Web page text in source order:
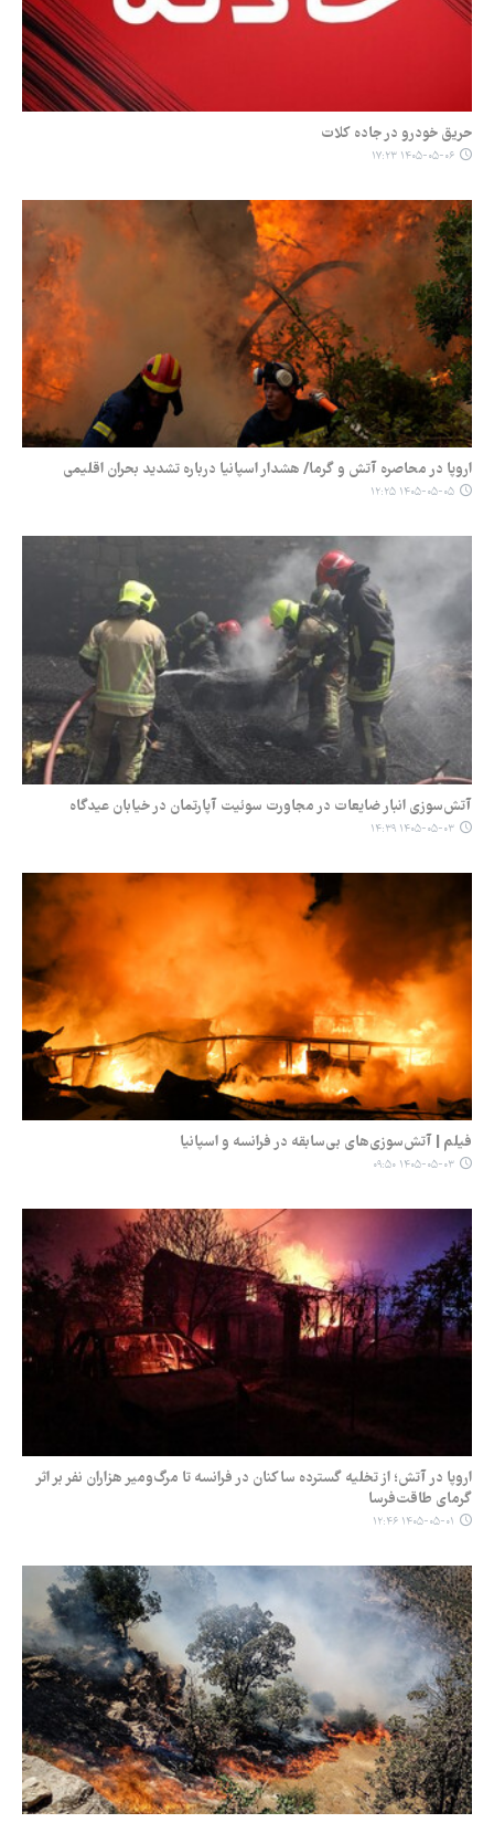
حریق خودرو در جاده کلات
۱۴۰۵-۰۵-۰۶ ۱۷:۲۳
اروپا در محاصره آتش و گرما/ هشدار اسپانیا درباره تشدید بحران اقلیمی
۱۴۰۵-۰۵-۰۵ ۱۲:۲۵
آتش‌سوزی انبار ضایعات در مجاورت سوئیت آپارتمان در خیابان عیدگاه
۱۴۰۵-۰۵-۰۳ ۱۴:۳۹
فیلم | آتش‌سوزی‌های بی‌سابقه در فرانسه و اسپانیا
۱۴۰۵-۰۵-۰۳ ۰۹:۵۰
اروپا در آتش؛ از تخلیه گسترده ساکنان در فرانسه تا مرگ‌ومیر هزاران نفر بر اثر
گرمای طاقت‌فرسا
۱۴۰۵-۰۵-۰۱ ۱۲:۴۶